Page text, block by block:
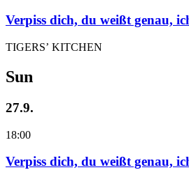
Verpiss dich, du weißt genau,
TIGERS’ KITCHEN
Sun
27.9.
18:00
Verpiss dich, du weißt genau,